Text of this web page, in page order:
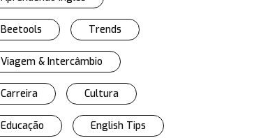
Beetools Trends
Viagem & Intercâmbio
Carreira Cultura
Educação English Tips